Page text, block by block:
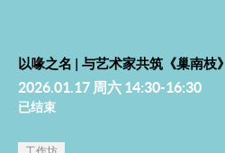
以喙之名 | 与艺术家共筑《巢南枝》
2026.01.17 周六 14:30-16:30
已结束